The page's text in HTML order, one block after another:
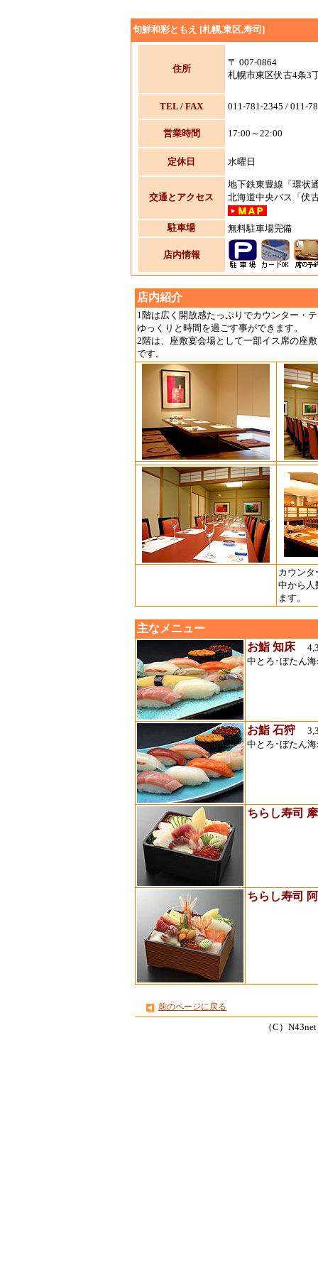
旬鮮和彩ともえ [札幌,東区,寿司]
住所
〒 007-0864
札幌市東区伏古4条3
TEL / FAX 011-781-2345 / 011-
営業時間 17:00～22:00
定休日 水曜日
交通とアクセス
地下鉄東豊線「環状
北海道中央バス「伏
駐車場 無料駐車場完備
店内情報
店内紹介
1階は広く開放感たっぷりでカウンター・
ゆっくりと時間を過ごす事ができます。
2階は、座敷宴会場として一部イス席の座
です。
カウンタ
中から人
ます。
主なメニュー
お鮨 知床
中とろ･ぼたん
お鮨 石狩
中とろ･ぼたん
ちらし寿司
ちらし寿司
前のページに戻る
（C）